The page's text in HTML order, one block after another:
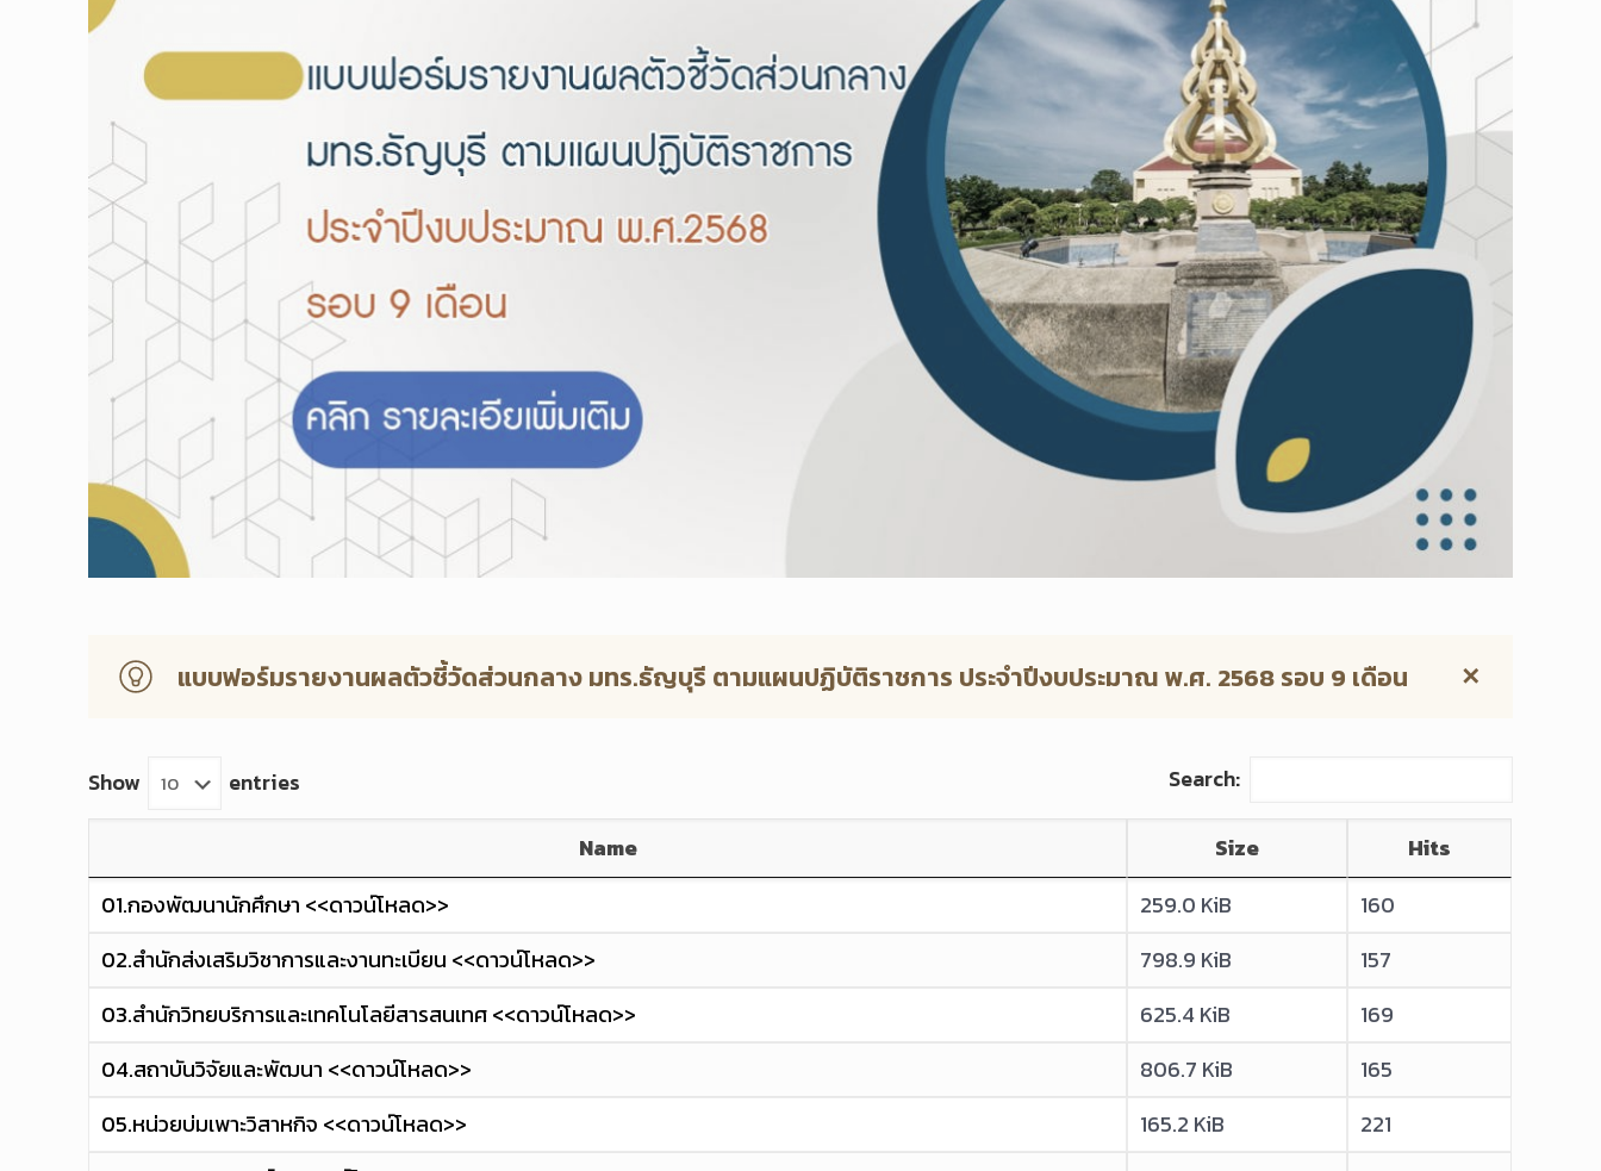
แบบฟอร์มรายงานผลตัวชี้วัดส่วนกลาง มทร.ธัญบุรี ตามแผนปฏิบัติราชการ ประจำปีงบประมาณ พ.ศ. 2568 รอบ 9 เดือน ✕
Show entries Search:
Name Size
Hits
01.กองพัฒนานักศึกษา <<ดาวน์โหลด>>
259.0 KiB
160
02.สำนักส่งเสริมวิชาการและงานทะเบียน <<ดาวน์โหลด>>
798.9 KiB
157
03.สำนักวิทยบริการและเทคโนโลยีสารสนเทศ <<ดาวน์โหลด>>
625.4 KiB
169
04.สถาบันวิจัยและพัฒนา <<ดาวน์โหลด>>
806.7 KiB
165
05.หน่วยบ่มเพาะวิสาหกิจ <<ดาวน์โหลด>>
165.2 KiB
221